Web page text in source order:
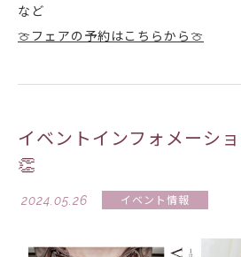
など
🍈フェアの予約はこちらから🍈
イベントインフォメーシ
👏
2024.05.26 イベント情報